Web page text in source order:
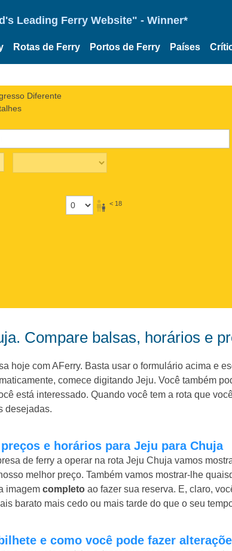
Leading Ferry Website" - Winner*
Rotas de Ferry Portos de Ferry Países
Diferente
< 18
Compare balsas, horários e
hoje com AFerry. Basta usar o formulário acima e
comece digitando Jeju. Você também
está interessado. Quando você tem a rota que
desejadas.
preços e horários para Jeju para Chuja
de ferry a operar na rota Jeju Chuja vamos
melhor preço. Também vamos mostrar-lhe
imagem completo ao fazer sua reserva. E, claro,
barato mais cedo ou mais tarde do que o seu
e como você pode fazer